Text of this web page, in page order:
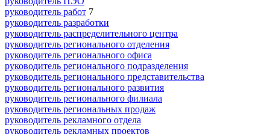
руководитель работ 7
руководитель разработки
руководитель распределительного центра
руководитель регионального отделения
руководитель регионального офиса
руководитель регионального подразделения
руководитель регионального представительства
руководитель регионального развития
руководитель регионального филиала
руководитель региональных продаж
руководитель рекламного отдела
руководитель рекламных проектов